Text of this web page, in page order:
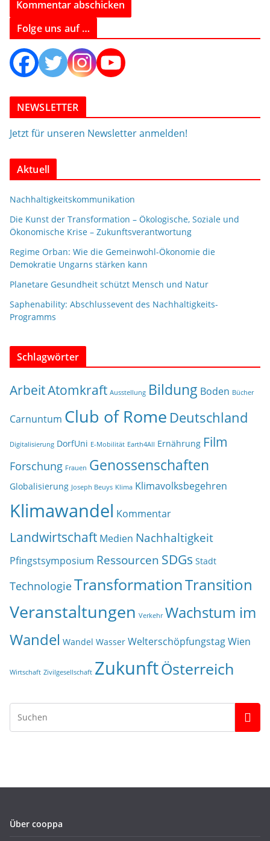
Folge uns auf …
NEWSLETTER
Jetzt für unseren Newsletter anmelden!
Aktuell
Nachhaltigkeitskommunikation
Die Kunst der Transformation – Ökologische, Soziale und
Ökonomische Krise – Zukunftsverantwortung
Regime Orban: Wie die Gemeinwohl-Ökonomie die
Demokratie Ungarns stärken kann
Planetare Gesundheit schützt Mensch und Natur
Saphenability: Abschlussevent des Nachhaltigkeits-
Programms
Schlagwörter
ArbeitAtomkraft Ausstellung Bildung Boden Bücher
Carnuntum Club of Rome Deutschland
Digitalisierung DorfUni E-Mobilität Earth4All Ernährung Film
Forschung Frauen Genossenschaften
Globalisierung Joseph Beuys Klima Klimavolksbegehren
Klimawandel Kommentar
Landwirtschaft Medien Nachhaltigkeit
Pfingstsymposium Ressourcen SDGs Stadt
TechnologieTransformationTransition
Veranstaltungen Verkehr Wachstum im
Wandel Wandel Wasser WelterschöpfungstagWien
Wirtschaft Zivilgesellschaft ZukunftÖsterreich
Über cooppa